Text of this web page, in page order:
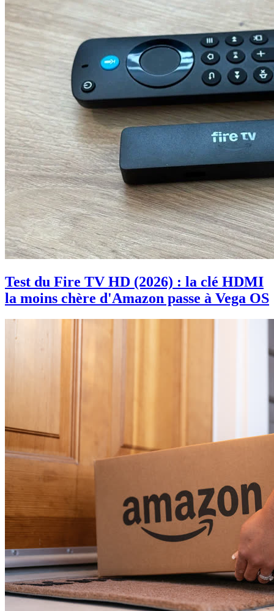
Test du Fire TV HD (2026) : la clé HDMI
la moins chère d'Amazon passe à Vega OS